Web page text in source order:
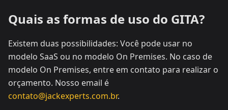
Quais as formas de uso do GITA?
Existem duas possibilidades: Você pode usar no
modelo SaaS ou no modelo On Premises. No caso de
modelo On Premises, entre em contato para realizar o
orçamento. Nosso email é
contato@jackexperts.com.br.